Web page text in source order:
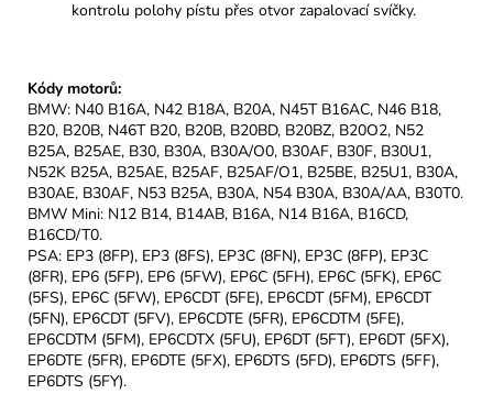
kontrolu polohy pístu přes otvor zapalovací svíčky.
Kódy motorů:
BMW: N40 B16A, N42 B18A, B20A, N45T B16AC, N46 B18,
B20, B20B, N46T B20, B20B, B20BD, B20BZ, B20O2, N52
B25A, B25AE, B30, B30A, B30A/O0, B30AF, B30F, B30U1,
N52K B25A, B25AE, B25AF, B25AF/O1, B25BE, B25U1, B30A,
B30AE, B30AF, N53 B25A, B30A, N54 B30A, B30A/AA, B30T0.
BMW Mini: N12 B14, B14AB, B16A, N14 B16A, B16CD,
B16CD/T0.
PSA: EP3 (8FP), EP3 (8FS), EP3C (8FN), EP3C (8FP), EP3C
(8FR), EP6 (5FP), EP6 (5FW), EP6C (5FH), EP6C (5FK), EP6C
(5FS), EP6C (5FW), EP6CDT (5FE), EP6CDT (5FM), EP6CDT
(5FN), EP6CDT (5FV), EP6CDTE (5FR), EP6CDTM (5FE),
EP6CDTM (5FM), EP6CDTX (5FU), EP6DT (5FT), EP6DT (5FX),
EP6DTE (5FR), EP6DTE (5FX), EP6DTS (5FD), EP6DTS (5FF),
EP6DTS (5FY).